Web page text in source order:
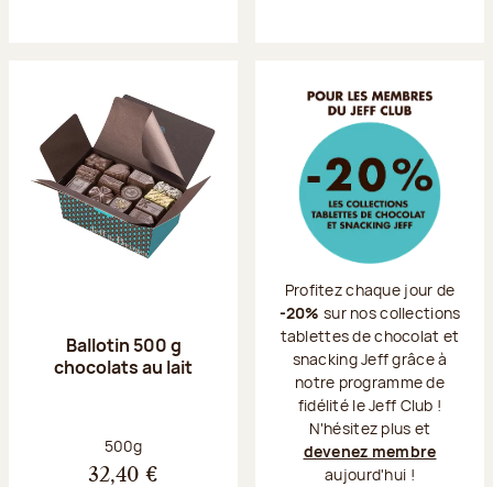
Ballotin 500 g
chocolats au lait
Poids net :
500g
32,40 €
Profitez chaque jour de
-20% sur nos collections
tablettes de chocolat et
snacking Jeff grâce à
notre programme de
fidélité le Jeff Club !
N'hésitez plus et
devenez membre
aujourd'hui !